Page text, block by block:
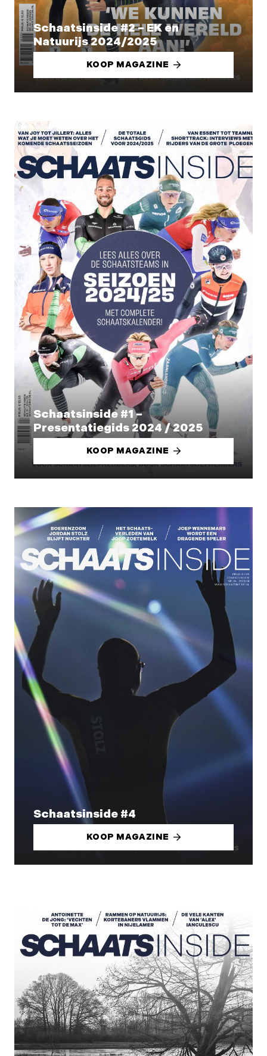
Schaatsinside #2 – EK en
Natuurijs 2024/2025
KOOP MAGAZINE
Schaatsinside #1 –
Presentatiegids 2024 / 2025
KOOP MAGAZINE
Schaatsinside #4
KOOP MAGAZINE